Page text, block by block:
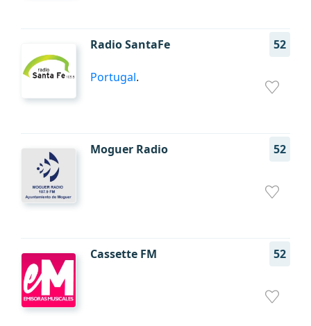
Radio SantaFe 52
Portugal.
Moguer Radio 52
Cassette FM 52